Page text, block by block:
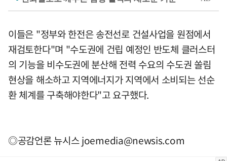
이들은 "정부와 한전은 송전선로 건설사업을 원점에서
재검토한다"며 "수도권에 건립 예정인 반도체 클러스터
의 기능을 비수도권에 분산해 전력 수요의 수도권 쏠림
현상을 해소하고 지역에너지가 지역에서 소비되는 선순
환 체계를 구축해야한다"고 요구했다.
◎공감언론 뉴시스joemedia@newsis.com